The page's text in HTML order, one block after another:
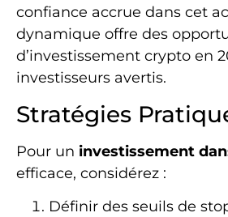
confiance accrue dans cet
dynamique offre des
d’investissement crypto en
investisseurs avertis.
Stratégies
Pour un investissement
efficace, considérez :
Définir des seuils de